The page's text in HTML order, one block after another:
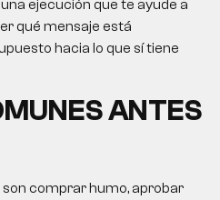
ejecución que te ayude a
qué mensaje está
hacia lo que sí tiene
ANTES
comprar humo, aprobar